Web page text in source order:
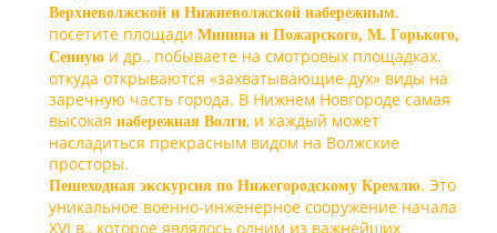
Верхневолжской и Нижневолжской набережным,
посетите площади Минина и Пожарского, М. Горького,
Сенную и др., побываете на смотровых площадках,
откуда открываются «захватывающие дух» виды на
заречную часть города. В Нижнем Новгороде самая
высокая набережная Волги, и каждый может
насладиться прекрасным видом на Волжские
просторы.
Пешеходная экскурсия по Нижегородскому Кремлю. Это
уникальное военно-инженерное сооружение начала
XVI в., которое являлось одним из важнейших